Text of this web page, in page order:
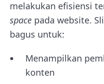
melakukan efisiensi
space pada website.
bagus untuk:
Menampilkan
konten